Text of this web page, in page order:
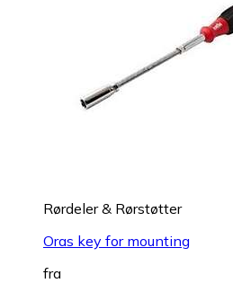
Rørdeler & Rørstøtter
Oras key for mounting
fra